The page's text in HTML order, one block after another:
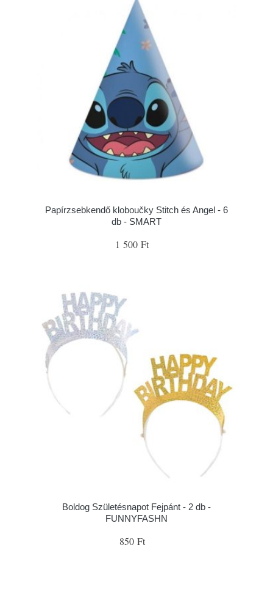
Papírzsebkendő kloboučky Stitch és Angel - 6
db - SMART
1 500 Ft
Boldog Születésnapot Fejpánt - 2 db -
FUNNYFASHN
850 Ft